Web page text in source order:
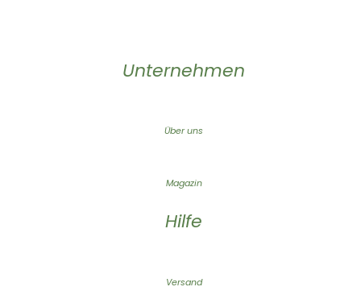
Unternehmen
Über uns
Magazin
Hilfe
Versand